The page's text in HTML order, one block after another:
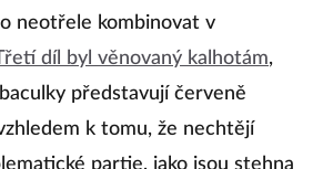
nanadčasový kousek v podobě
neotřele kombinovat v
Třetí díl byl věnovaný kalhotám
představují červeně
k tomu, že nechtějí